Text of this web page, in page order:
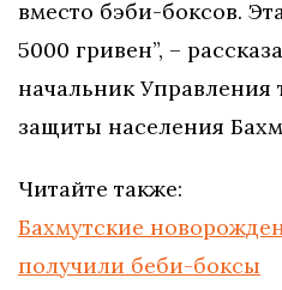
вместо бэби-боксов.
5000 гривен”, –
начальник Управления
защиты населения
Читайте также:
Бахмутские
получили беби-боксы